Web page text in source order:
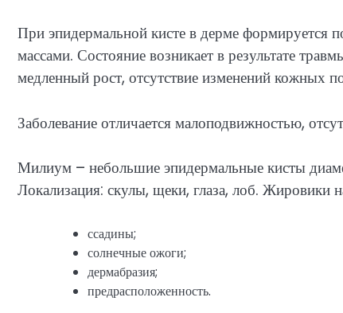
При эпидермальной кисте в дерме формируется
массами. Состояние возникает в результате
медленный рост, отсутствие изменений кожных
Заболевание отличается малоподвижностью,
Милиум – небольшие эпидермальные кисты
Локализация: скулы, щеки, глаза, лоб. Жировики
ссадины;
солнечные ожоги;
дермабразия;
предрасположенность.